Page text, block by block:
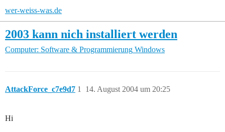
wer-weiss-was.de
2003 kann nich installiert werden
Computer: Software & Programmierung Windows
AttackForce_c7e9d7 14. August 2004 um 20:25
1
Hi